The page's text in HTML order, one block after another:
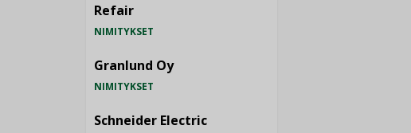
Refair
NIMITYKSET
Granlund Oy
NIMITYKSET
Schneider Electric